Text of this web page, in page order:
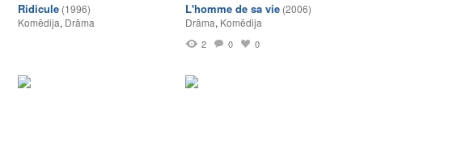
Ridicule (1996)
Komēdija, Drāma
L'homme de sa vie (2006)
Drāma, Komēdija
2 0 0